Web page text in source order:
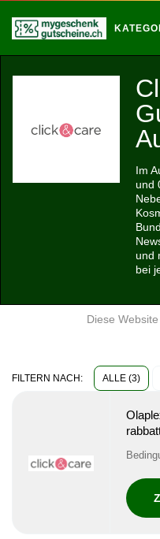
Im
und
und
bei
Diese
FILTERN NACH: ALLE (3)